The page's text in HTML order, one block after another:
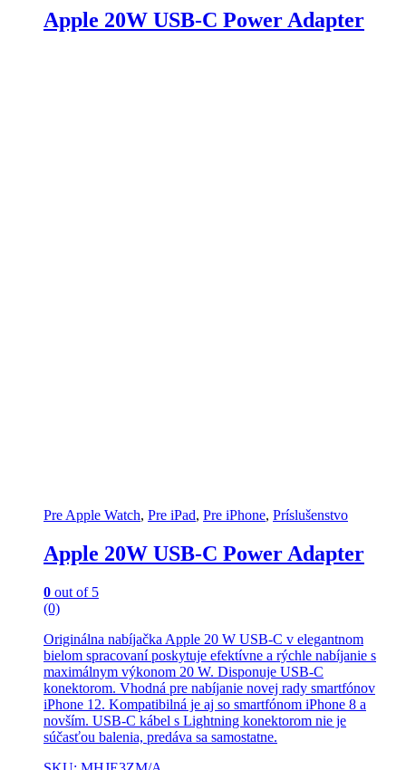
Apple 20W USB-C Power Adapter
Pre Apple Watch, Pre iPad, Pre iPhone, Príslušenstvo
Apple 20W USB-C Power Adapter
0 out of 5
(0)
Originálna nabíjačka Apple 20 W USB-C v elegantnom
bielom spracovaní poskytuje efektívne a rýchle nabíjanie s
maximálnym výkonom 20 W. Disponuje USB-C
konektorom. Vhodná pre nabíjanie novej rady smartfónov
iPhone 12. Kompatibilná je aj so smartfónom iPhone 8 a
novším. USB-C kábel s Lightning konektorom nie je
súčasťou balenia, predáva sa samostatne.